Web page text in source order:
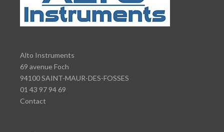
Alto Instruments
69 avenue Foch
94100 SAINT-MAUR-DES-FOSSES
01 43 97 94 69
Contact